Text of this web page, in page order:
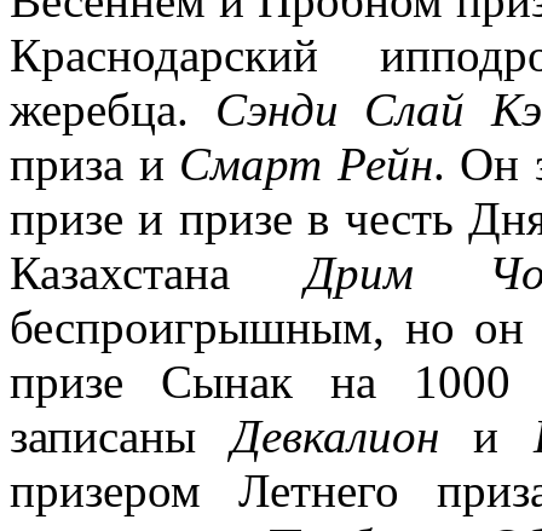
Краснодарский
жеребца. Сэнди Слай
приза и Смарт Рейн. Он
призе и призе в честь
КазахстанаДрим
беспроигрышным, но он
призе Сынак на
записаныДевкалион и
призером Летнего